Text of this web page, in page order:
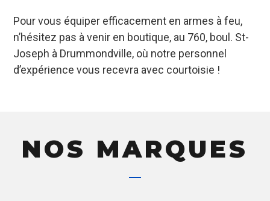
Pour vous équiper efficacement en armes à feu,
n’hésitez pas à venir en boutique, au 760, boul. St-
Joseph à Drummondville, où notre personnel
d’expérience vous recevra avec courtoisie !
NOS MARQUES